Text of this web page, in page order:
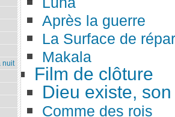
Après la guerre
La Surface de
Makala
Film de clôture
Dieu existe,
Comme des rois
nuit